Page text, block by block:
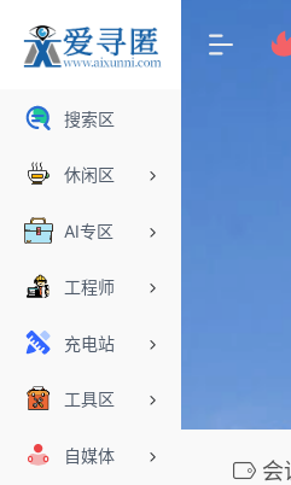
搜索区
休闲区
AI专区
工程师
充电站
工具区
自媒体
会